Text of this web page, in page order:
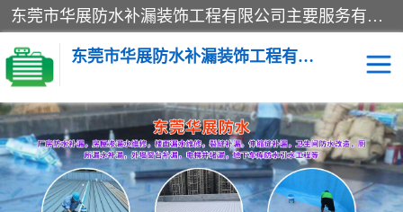
东莞市华展防水补漏装饰工程有限公司主要服务有：东莞防水补漏，东莞厂房防水补漏，东莞房屋渗漏水维修，楼面漏水维修，裂缝补漏，伸缩缝补漏，卫生间防水改造，厕所漏水补漏，外墙窗台补漏，电梯井堵漏，地下车库防水引水工程等
东莞市华展防水补漏装饰工程有限公司
楼面防水补漏 外墙防水补漏
阳台卫生间防水补漏 地下室防水补漏